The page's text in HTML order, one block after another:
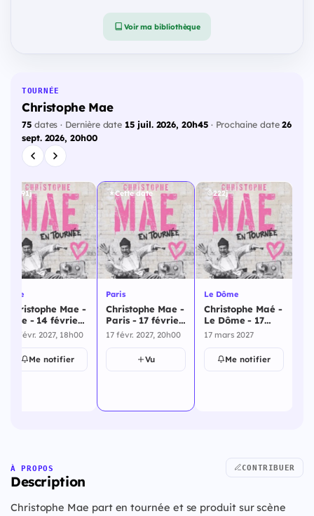
Voir ma bibliothèque
TOURNÉE
Christophe Mae
75dates · Dernière date 15 juil. 2026, 20h45· Prochaine date26
sept. 2026, 20h00
191j
Lille
Christophe Mae -
Lille - 14 février
2027
14 févr. 2027, 18h00
Me notifier
Cette date
Paris
Christophe Mae -
Paris - 17 février
2027
17 févr. 2027, 20h00
Vu
222j
Le Dôme
Christophe Maé -
Le Dôme - 17
mars 2027
17 mars 2027
Me notifier
À PROPOS
Description
CONTRIBUER
Christophe Mae part en tournée et se produit sur scène